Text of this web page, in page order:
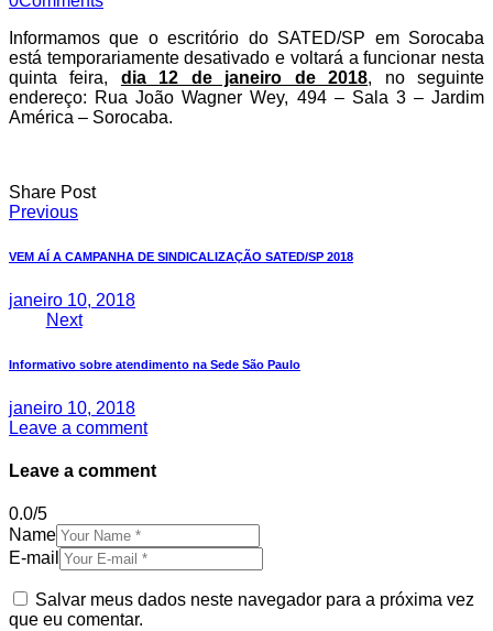
Informamos que o escritório do SATED/SP em Sorocaba
está temporariamente desativado e voltará a funcionar nesta
quinta feira, dia 12 de janeiro de 2018, no seguinte
endereço: Rua João Wagner Wey, 494 – Sala 3 – Jardim
América – Sorocaba.
Share Post
Navegação
de
Previous
VEM AÍ A CAMPANHA DE SINDICALIZAÇÃO SATED/SP 2018
janeiro 10, 2018
Next
Informativo sobre atendimento na Sede São Paulo
janeiro 10, 2018
Leave a comment
Leave a comment
0.0/5
Name
E-mail
Salvar meus dados neste navegador para a próxima vez
que eu comentar.